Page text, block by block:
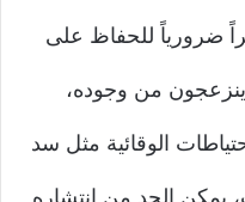
ضرورياً للحفاظ على
من وجوده،
الوقائية مثل سد